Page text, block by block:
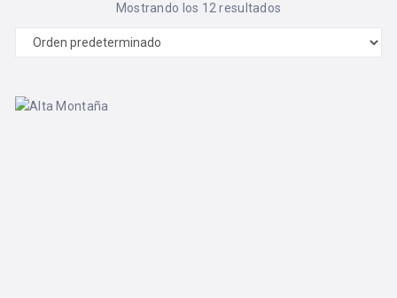
Mostrando los 12 resultados